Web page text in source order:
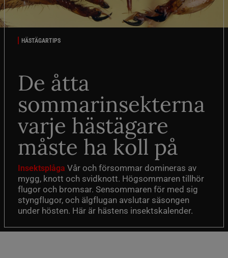
HÄSTÄGARTIPS
De åtta
sommarinsekterna
varje hästägare
måste ha koll på
Insektsplåga Vår och försommar domineras av
mygg, knott och svidknott. Högsommaren tillhör
flugor och bromsar. Sensommaren för med sig
styngflugor, och älgflugan avslutar säsongen
under hösten. Här är hästens insektskalender.